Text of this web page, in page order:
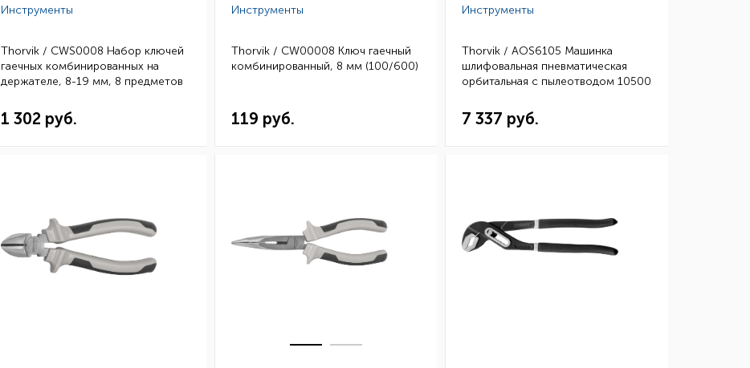
Инструменты
Thorvik / CWS0008 Набор ключей
гаечных комбинированных на
держателе, 8-19 мм, 8 предметов
1 302 руб.
Инструменты
Thorvik / CW00008 Ключ гаечный
комбинированный, 8 мм (100/600)
119 руб.
Инструменты
Thorvik / AOS6105 Машинка
шлифовальная пневматическая
орбитальная с пылеотводом 10500
7 337 руб.